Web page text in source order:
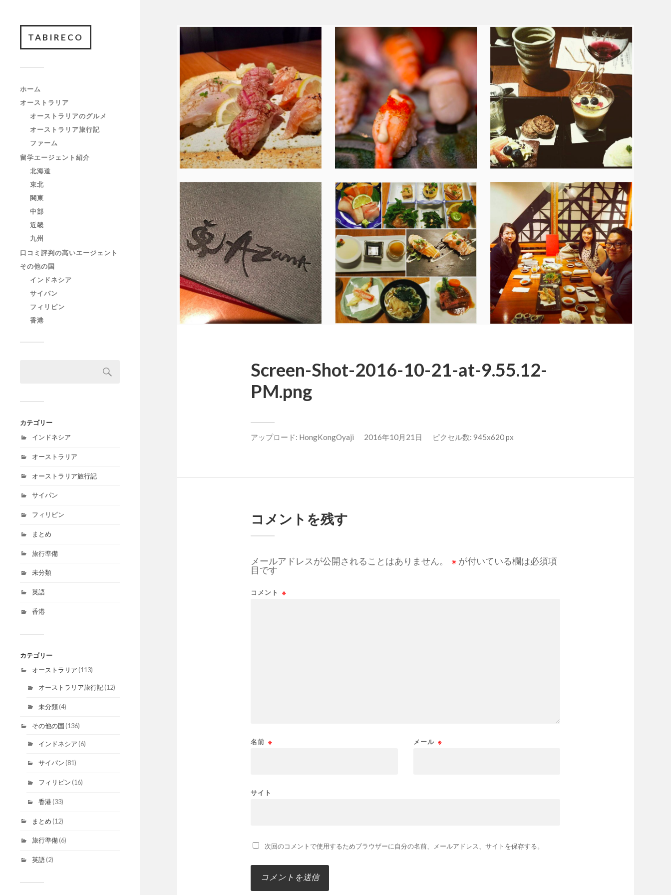
TABIRECO
ホーム
オーストラリア
オーストラリアのグルメ
オーストラリア旅行記
ファーム
留学エージェント紹介
北海道
東北
関東
中部
近畿
九州
口コミ評判の高いエージェント
その他の国
インドネシア
サイパン
フィリピン
香港
カテゴリー
インドネシア
オーストラリア
オーストラリア旅行記
サイパン
フィリピン
まとめ
旅行準備
未分類
英語
香港
カテゴリー
オーストラリア (113)
オーストラリア旅行記(12)
未分類(4)
その他の国 (136)
インドネシア (6)
サイパン (81)
フィリピン (16)
香港(33)
まとめ (12)
旅行準備(6)
英語(2)
Screen-Shot-2016-10-21-at-9.55.12-
PM.png
アップロード: HongKongOyaji 2016年10月21日 ピクセル数: 945x620 px
コメントを残す
メールアドレスが公開されることはありません。 ※ が付いている欄は必須項
目です
コメント ※
名前 ※ メール ※
サイト
次回のコメントで使用するためブラウザーに自分の名前、メールアドレス、サイトを保存する。